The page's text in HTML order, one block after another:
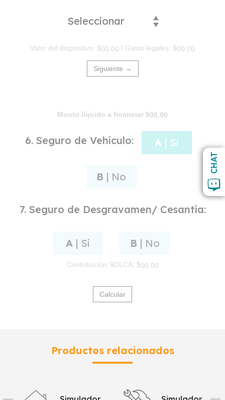
CHAT
Valor del dispositivo: $00.00 I Gasto legales: $00.00
Siguiente →
Monto líquido a financiar $00.00
6. Seguro de Vehículo: A| Si
B | No
7. Seguro de Desgravamen/ Cesantía:
A | Si B | No
Contribución SOLCA: $00.00
Calcular
Productos relacionados